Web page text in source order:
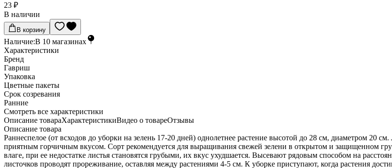
23 ₽
В наличии
В корзину
Наличие:В 10 магазинах
Характеристики
Бренд
Гавриш
Упаковка
Цветные пакеты
Срок созревания
Ранние
Cмотреть все характеристики
Описание товараХарактеристикиВидео о товареОтзывы
Описание товара
Раннеспелое (от всходов до уборки на зелень 17-20 дней) однолетнее растение высотой до 28 см, диаметром 20
приятным горчичным вкусом. Сорт рекомендуется для выращивания свежей зелени в открытом и защищенном
влаге, при ее недостатке листья становятся грубыми, их вкус ухудшается. Высевают рядовым способом на
листочков проводят прореживание, оставляя между растениями 4-5 см. К уборке приступают, когда растения